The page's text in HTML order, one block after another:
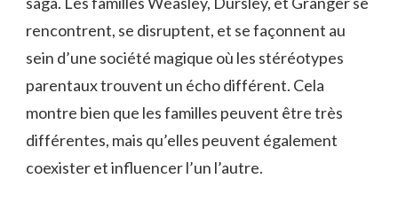
rencontrent, se disruptent, et se façonnent au
sein d’une société magique où les stéréotypes
parentaux trouvent un écho différent. Cela
montre bien que les familles peuvent être très
différentes, mais qu’elles peuvent également
coexister et influencer l’un l’autre.